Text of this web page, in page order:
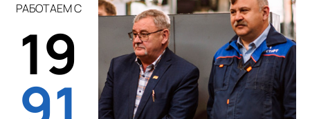
РАБОТАЕМ С
19